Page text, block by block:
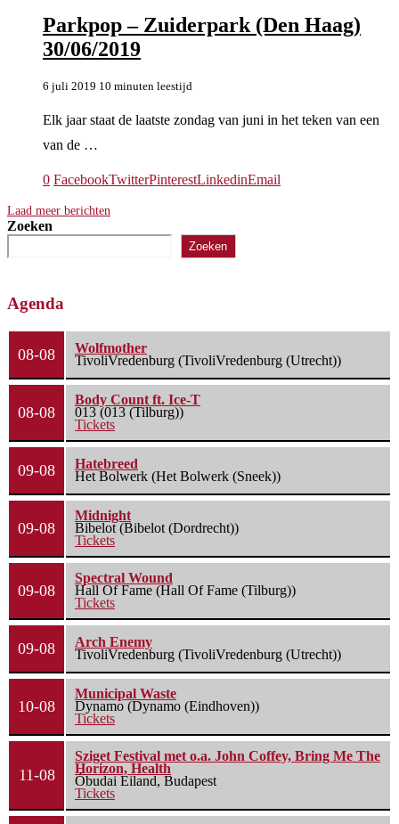
Parkpop – Zuiderpark (Den Haag)
30/06/2019
6 juli 2019 10 minuten leestijd
Elk jaar staat de laatste zondag van juni in het teken van een
van de …
0 FacebookTwitterPinterestLinkedinEmail
Laad meer berichten
Zoeken
Zoeken
Agenda
08-08
Wolfmother
TivoliVredenburg (TivoliVredenburg (Utrecht))
08-08
Body Count ft. Ice-T
013 (013 (Tilburg))
Tickets
09-08
Hatebreed
Het Bolwerk (Het Bolwerk (Sneek))
09-08
Midnight
Bibelot (Bibelot (Dordrecht))
Tickets
09-08
Spectral Wound
Hall Of Fame (Hall Of Fame (Tilburg))
Tickets
09-08
Arch Enemy
TivoliVredenburg (TivoliVredenburg (Utrecht))
10-08
Municipal Waste
Dynamo (Dynamo (Eindhoven))
Tickets
11-08
Sziget Festival met o.a. John Coffey, Bring Me The
Horizon, Health
Óbudai Eiland, Budapest
Tickets